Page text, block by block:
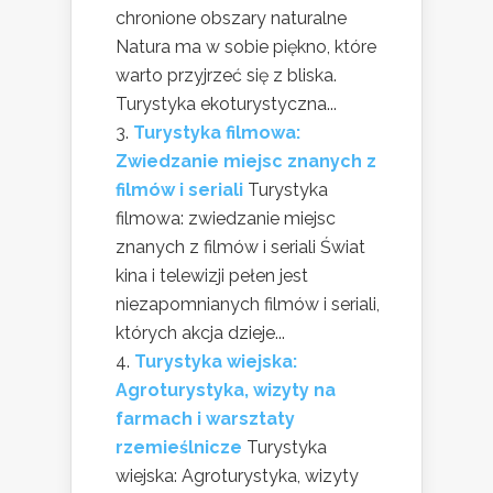
chronione obszary naturalne
Natura ma w sobie piękno, które
warto przyjrzeć się z bliska.
Turystyka ekoturystyczna...
Turystyka filmowa:
Zwiedzanie miejsc znanych z
filmów i seriali Turystyka
filmowa: zwiedzanie miejsc
znanych z filmów i seriali Świat
kina i telewizji pełen jest
niezapomnianych filmów i seriali,
których akcja dzieje...
Turystyka wiejska:
Agroturystyka, wizyty na
farmach i warsztaty
rzemieślnicze Turystyka
wiejska: Agroturystyka, wizyty